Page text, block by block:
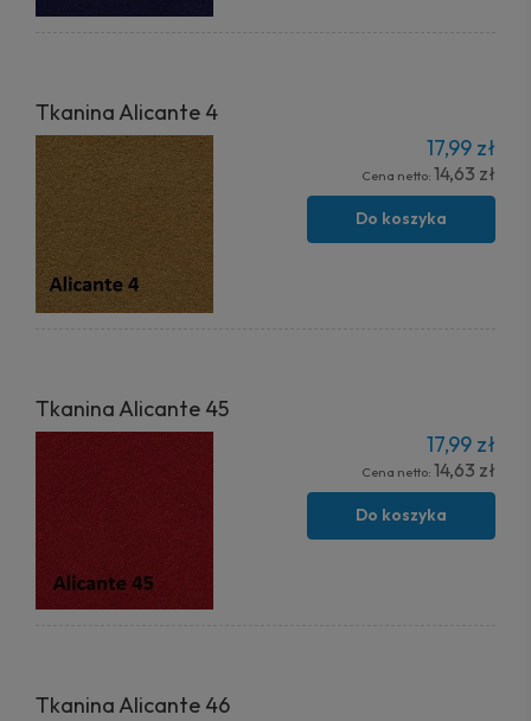
Tkanina Alicante 4
17,99 zł
Cena netto: 14,63 zł
Do koszyka
Tkanina Alicante 45
17,99 zł
Cena netto: 14,63 zł
Do koszyka
Tkanina Alicante 46